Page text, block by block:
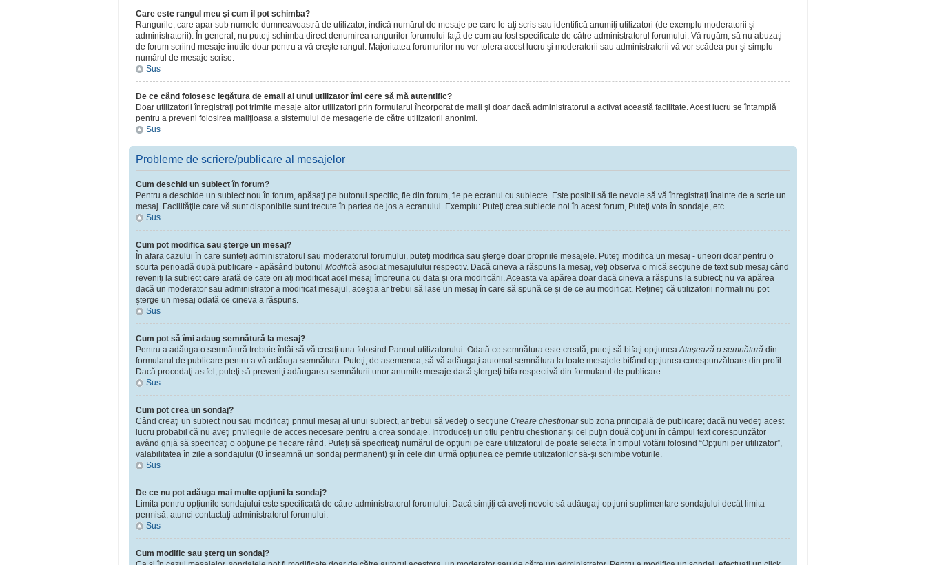
Care este rangul meu şi cum il pot schimba?
Rangurile, care apar sub numele dumneavoastră de utilizator, indică numărul de mesaje pe care le-aţi scris sau identifică anumiţi utilizatori (de exemplu moderatorii şi
administratorii). În general, nu puteţi schimba direct denumirea rangurilor forumului faţă de cum au fost specificate de către administratorul forumului. Vă rugăm, să nu abuzaţi
de forum scriind mesaje inutile doar pentru a vă creşte rangul. Majoritatea forumurilor nu vor tolera acest lucru şi moderatorii sau administratorii vă vor scădea pur şi simplu
numărul de mesaje scrise.
Sus
De ce când folosesc legătura de email al unui utilizator îmi cere să mă autentific?
Doar utilizatorii înregistraţi pot trimite mesaje altor utilizatori prin formularul încorporat de mail şi doar dacă administratorul a activat această facilitate. Acest lucru se întamplă
pentru a preveni folosirea maliţioasa a sistemului de mesagerie de către utilizatorii anonimi.
Sus
Probleme de scriere/publicare al mesajelor
Cum deschid un subiect în forum?
Pentru a deschide un subiect nou în forum, apăsaţi pe butonul specific, fie din forum, fie pe ecranul cu subiecte. Este posibil să fie nevoie să vă înregistraţi înainte de a scrie un
mesaj. Facilităţile care vă sunt disponibile sunt trecute în partea de jos a ecranului. Exemplu: Puteţi crea subiecte noi în acest forum, Puteţi vota în sondaje, etc.
Sus
Cum pot modifica sau şterge un mesaj?
În afara cazului în care sunteţi administratorul sau moderatorul forumului, puteţi modifica sau şterge doar propriile mesajele. Puteţi modifica un mesaj - uneori doar pentru o
scurta perioadă după publicare - apăsând butonul Modifică asociat mesajulului respectiv. Dacă cineva a răspuns la mesaj, veţi observa o mică secţiune de text sub mesaj când
reveniţi la subiect care arată de cate ori aţi modificat acel mesaj împreuna cu data şi ora modificării. Aceasta va apărea doar dacă cineva a răspuns la subiect; nu va apărea
dacă un moderator sau administrator a modificat mesajul, aceştia ar trebui să lase un mesaj în care să spună ce şi de ce au modificat. Reţineţi că utilizatorii normali nu pot
şterge un mesaj odată ce cineva a răspuns.
Sus
Cum pot să îmi adaug semnătură la mesaj?
Pentru a adăuga o semnătură trebuie întâi să vă creaţi una folosind Panoul utilizatorului. Odată ce semnătura este creată, puteţi să bifaţi opţiuneaAtaşează o semnătură din
formularul de publicare pentru a vă adăuga semnătura. Puteţi, de asemenea, să vă adăugaţi automat semnătura la toate mesajele bifând opţiunea corespunzătoare din profil.
Dacă procedaţi astfel, puteţi să preveniţi adăugarea semnăturii unor anumite mesaje dacă ştergeţi bifa respectivă din formularul de publicare.
Sus
Cum pot crea un sondaj?
Când creaţi un subiect nou sau modificaţi primul mesaj al unui subiect, ar trebui să vedeţi o secţiune Creare chestionarsub zona principală de publicare; dacă nu vedeţi acest
lucru probabil că nu aveţi privilegiile de acces necesare pentru a crea sondaje. Introduceţi un titlu pentru chestionar şi cel puţin două opţiuni în câmpul text corespunzător
având grijă să specificaţi o opţiune pe fiecare rând. Puteţi să specificaţi numărul de opţiuni pe care utilizatorul de poate selecta în timpul votării folosind “Opţiuni per utilizator”,
valabilitatea în zile a sondajului (0 înseamnă un sondaj permanent) şi în cele din urmă opţiunea ce pemite utilizatorilor să-şi schimbe voturile.
Sus
De ce nu pot adăuga mai multe opţiuni la sondaj?
Limita pentru opţiunile sondajului este specificată de către administratorul forumului. Dacă simţiţi că aveţi nevoie să adăugaţi opţiuni suplimentare sondajului decât limita
permisă, atunci contactaţi administratorul forumului.
Sus
Cum modific sau şterg un sondaj?